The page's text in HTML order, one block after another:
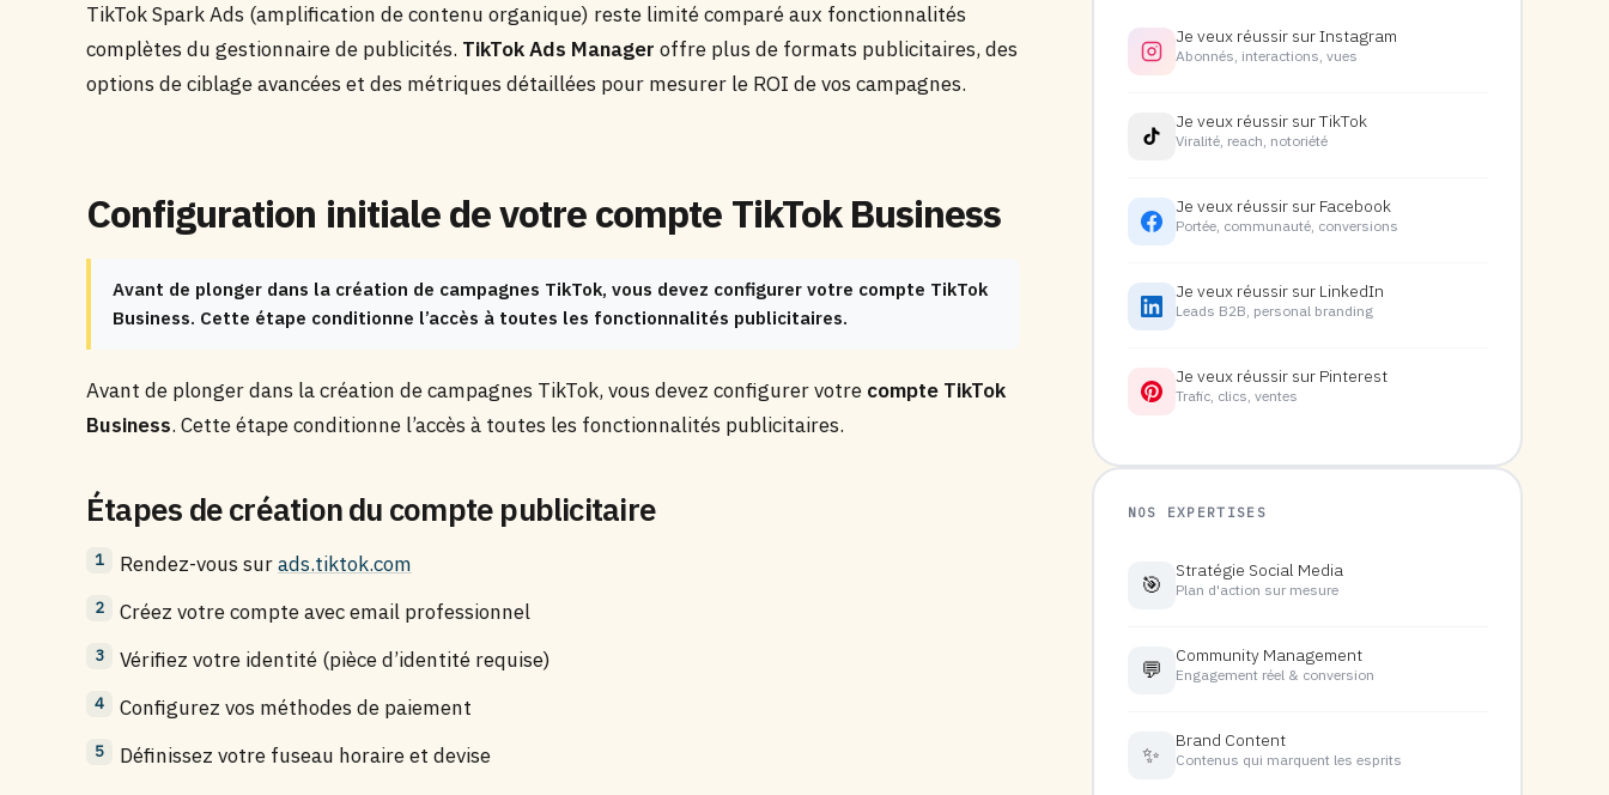
TikTok Spark Ads (amplification de contenu organique) reste limité comparé aux fonctionnalités
complètes du gestionnaire de publicités. TikTok Ads Manager offre plus de formats publicitaires, des
options de ciblage avancées et des métriques détaillées pour mesurer le ROI de vos campagnes.
Configuration initiale de votre compte TikTok Business
Avant de plonger dans la création de campagnes TikTok, vous devez configurer votre compte TikTok
Business. Cette étape conditionne l’accès à toutes les fonctionnalités publicitaires.
Avant de plonger dans la création de campagnes TikTok, vous devez configurer votre compte TikTok
Business. Cette étape conditionne l’accès à toutes les fonctionnalités publicitaires.
Étapes de création du compte publicitaire
Rendez-vous surads.tiktok.com
Créez votre compte avec email professionnel
Vérifiez votre identité (pièce d’identité requise)
Configurez vos méthodes de paiement
Définissez votre fuseau horaire et devise
Je veux réussir sur Instagram
Abonnés, interactions, vues
Je veux réussir sur TikTok
Viralité, reach, notoriété
Je veux réussir sur Facebook
Portée, communauté, conversions
Je veux réussir sur LinkedIn
Leads B2B, personal branding
Je veux réussir sur Pinterest
Trafic, clics, ventes
NOS EXPERTISES
🎯
Stratégie Social Media
Plan d'action sur mesure
💬
Community Management
Engagement réel & conversion
✨
Brand Content
Contenus qui marquent les esprits